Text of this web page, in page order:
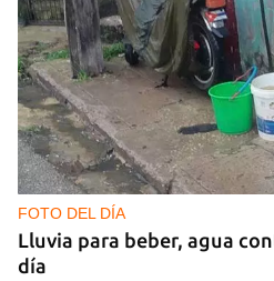
FOTO DEL DÍA
Lluvia para beber, agua
día